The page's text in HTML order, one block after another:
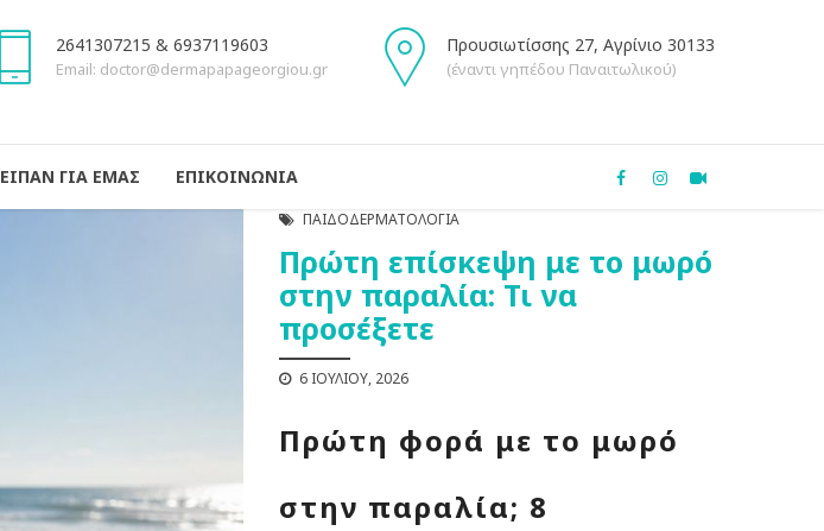
2641307215 & 6937119603
Email: doctor@dermapapageorgiou.gr
Προυσιωτίσσης 27, Αγρίνιο 30133
(έναντι γηπέδου Παναιτωλικού)
ΕΙΠΑΝ ΓΙΑ ΕΜΑΣ ΕΠΙΚΟΙΝΩΝΙΑ
ΠΑΙΔΟΔΕΡΜΑΤΟΛΟΓΊΑ
Πρώτη επίσκεψη με το μωρό
στην παραλία: Τι να
προσέξετε
6 ΙΟΥΛΊΟΥ, 2026
Πρώτη φορά με το μωρό
στην παραλία; 8